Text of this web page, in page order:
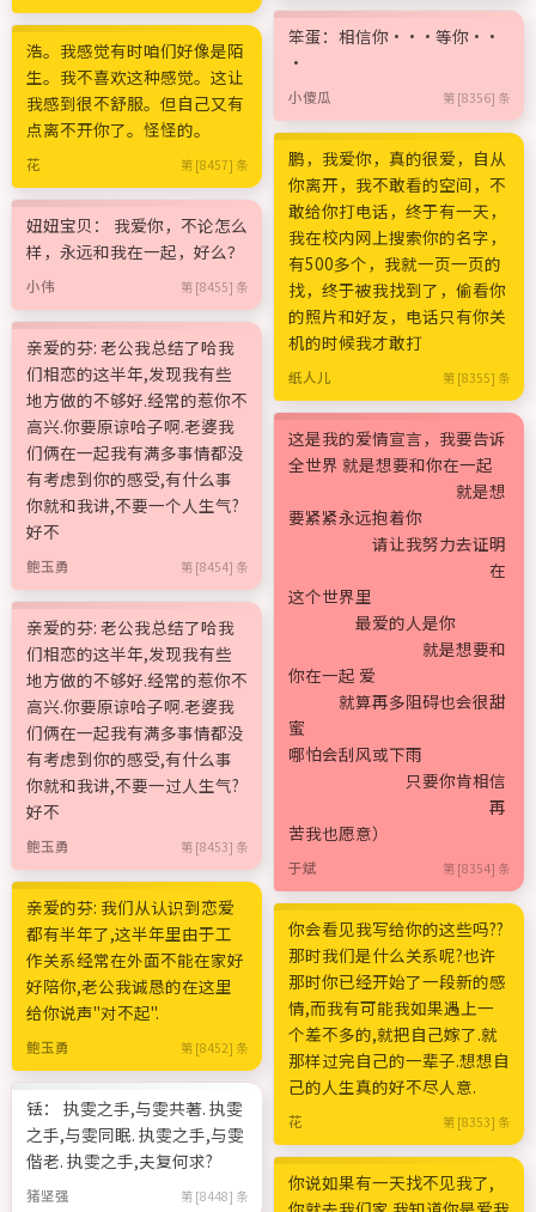
浩。我感觉有时咱们好像是陌
生。我不喜欢这种感觉。这让
我感到很不舒服。但自己又有
点离不开你了。怪怪的。
花 第 [8457] 条
妞妞宝贝： 我爱你，不论怎么
样，永远和我在一起，好么？
小伟 第 [8455] 条
亲爱的芬: 老公我总结了哈我
们相恋的这半年,发现我有些
地方做的不够好.经常的惹你不
高兴.你要原谅哈子啊.老婆我
们俩在一起我有满多事情都没
有考虑到你的感受,有什么事
你就和我讲,不要一个人生气?
好不
鲍玉勇 第 [8454] 条
亲爱的芬: 老公我总结了哈我
们相恋的这半年,发现我有些
地方做的不够好.经常的惹你不
高兴.你要原谅哈子啊.老婆我
们俩在一起我有满多事情都没
有考虑到你的感受,有什么事
你就和我讲,不要一过人生气?
好不
鲍玉勇 第 [8453] 条
亲爱的芬: 我们从认识到恋爱
都有半年了,这半年里由于工
作关系经常在外面不能在家好
好陪你,老公我诚恳的在这里
给你说声"对不起".
鲍玉勇 第 [8452] 条
铥： 执雯之手,与雯共著. 执雯
之手,与雯同眠. 执雯之手,与雯
偕老. 执雯之手,夫复何求?
猪坚强 第 [8448] 条
笨蛋：相信你···等你··
·
小傻瓜 第 [8356] 条
鹏，我爱你，真的很爱，自从
你离开，我不敢看的空间，不
敢给你打电话，终于有一天，
我在校内网上搜索你的名字，
有500多个，我就一页一页的
找，终于被我找到了，偷看你
的照片和好友，电话只有你关
机的时候我才敢打
纸人儿 第 [8355] 条
这是我的爱情宣言，我要告诉
全世界 就是想要和你在一起
就是想
要紧紧永远抱着你
请让我努力去证明
在
这个世界里
最爱的人是你
就是想要和
你在一起 爱
就算再多阻碍也会很甜
蜜
哪怕会刮风或下雨
只要你肯相信
再
苦我也愿意）
于斌 第 [8354] 条
你会看见我写给你的这些吗??
那时我们是什么关系呢?也许
那时你已经开始了一段新的感
情,而我有可能我如果遇上一
个差不多的,就把自己嫁了.就
那样过完自己的一辈子.想想自
己的人生真的好不尽人意.
花 第 [8353] 条
你说如果有一天找不见我了,